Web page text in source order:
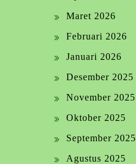
Maret 2026
Februari 2026
Januari 2026
Desember 2025
November 2025
Oktober 2025
September 2025
Agustus 2025